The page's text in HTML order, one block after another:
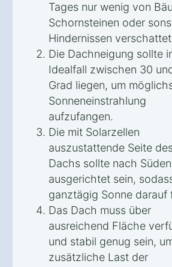
Tages nur wenig von
Schornsteinen oder
Hindernissen
Die Dachneigung sollte
Idealfall zwischen 30
Grad liegen, um
Sonneneinstrahlung
aufzufangen.
Die mit Solarzellen
auszustattende Seite
Dachs sollte nach Süden
ausgerichtet sein,
ganztägig Sonne darauf
Das Dach muss über
ausreichend Fläche
und stabil genug sein,
zusätzliche Last der